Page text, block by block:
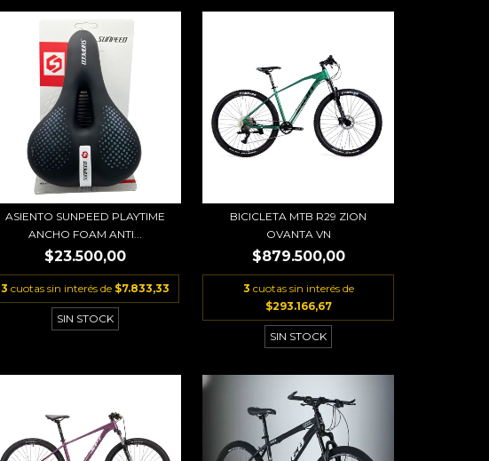
ASIENTO SUNPEED PLAYTIME
ANCHO FOAM ANTI...
$23.500,00
3 cuotas sin interés de $7.833,33
SIN STOCK
BICICLETA MTB R29 ZION
OVANTA VN
$879.500,00
3 cuotas sin interés de
$293.166,67
SIN STOCK